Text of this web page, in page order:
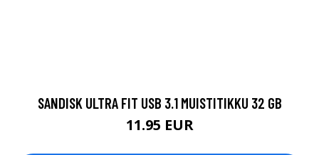
SANDISK ULTRA FIT USB 3.1 MUISTITIKKU 32 GB
11.95 EUR